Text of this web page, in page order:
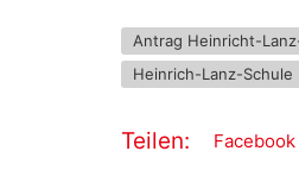
Antrag Heinricht-
Heinrich-Lanz-Schule
Teilen: Facebook